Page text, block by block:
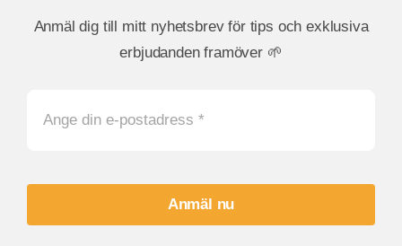
Anmäl dig till mitt nyhetsbrev för tips och exklusiva
erbjudanden framöver 🌱
Anmäl nu